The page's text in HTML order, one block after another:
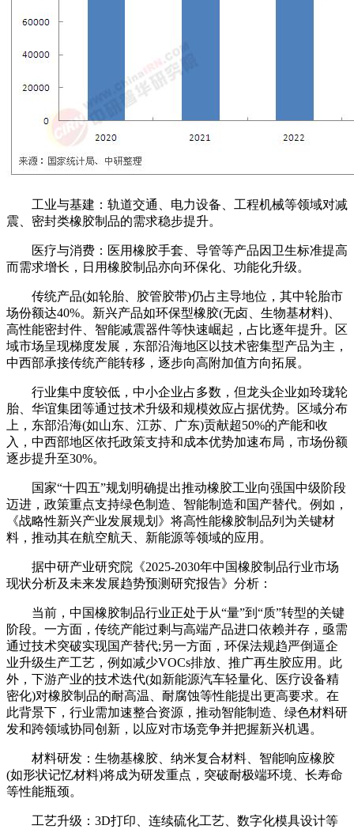
工业与基建：轨道交通、电力设备、工程机械等领域对减
震、密封类橡胶制品的需求稳步提升。
医疗与消费：医用橡胶手套、导管等产品因卫生标准提高
而需求增长，日用橡胶制品亦向环保化、功能化升级。
传统产品(如轮胎、胶管胶带)仍占主导地位，其中轮胎市
场份额达40%。新兴产品如环保型橡胶(无卤、生物基材料)、
高性能密封件、智能减震器件等快速崛起，占比逐年提升。区
域市场呈现梯度发展，东部沿海地区以技术密集型产品为主，
中西部承接传统产能转移，逐步向高附加值方向拓展。
行业集中度较低，中小企业占多数，但龙头企业如玲珑轮
胎、华谊集团等通过技术升级和规模效应占据优势。区域分布
上，东部沿海(如山东、江苏、广东)贡献超50%的产能和收
入，中西部地区依托政策支持和成本优势加速布局，市场份额
逐步提升至30%。
国家“十四五”规划明确提出推动橡胶工业向强国中级阶段
迈进，政策重点支持绿色制造、智能制造和国产替代。例如，
《战略性新兴产业发展规划》将高性能橡胶制品列为关键材
料，推动其在航空航天、新能源等领域的应用。
据中研产业研究院《2025-2030年中国橡胶制品行业市场
现状分析及未来发展趋势预测研究报告》分析：
当前，中国橡胶制品行业正处于从“量”到“质”转型的关键
阶段。一方面，传统产能过剩与高端产品进口依赖并存，亟需
通过技术突破实现国产替代;另一方面，环保法规趋严倒逼企
业升级生产工艺，例如减少VOCs排放、推广再生胶应用。此
外，下游产业的技术迭代(如新能源汽车轻量化、医疗设备精
密化)对橡胶制品的耐高温、耐腐蚀等性能提出更高要求。在
此背景下，行业需加速整合资源，推动智能制造、绿色材料研
发和跨领域协同创新，以应对市场竞争并把握新兴机遇。
材料研发：生物基橡胶、纳米复合材料、智能响应橡胶
(如形状记忆材料)将成为研发重点，突破耐极端环境、长寿命
等性能瓶颈。
工艺升级：3D打印、连续硫化工艺、数字化模具设计等